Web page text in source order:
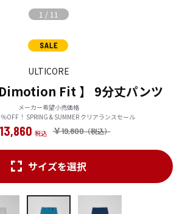
1 / 11
ULTICORE
Fit 】 9分丈パンツ
メーカー希望小売価格
OFF！ SPRING & SUMMER クリアランスセール
￥19,800
サイズを選択